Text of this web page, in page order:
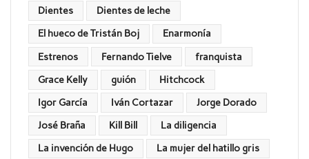
Dientes Dientes de leche
El hueco de Tristán Boj Enarmonía
Estrenos Fernando Tielve franquista
Grace Kelly guión Hitchcock
Igor García Iván Cortazar Jorge Dorado
José Braña Kill Bill La diligencia
La invención de Hugo La mujer del hatillo gris